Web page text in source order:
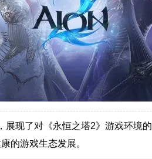
展现了对《永恒之塔2》游戏环境
的游戏生态发展。